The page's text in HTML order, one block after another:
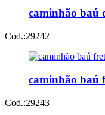
caminhão baú
Cod.:29242
caminhão baú
Cod.:29243